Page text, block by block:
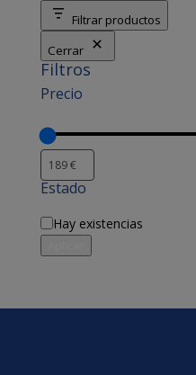
Filtrar productos
Cerrar
Filtros
Precio
Estado
Disponibilidad
Hay existencias